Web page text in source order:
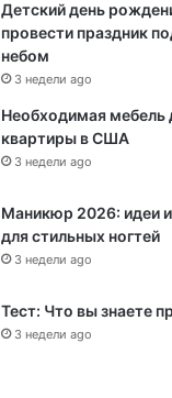
Детский день
провести праздник
небом
3 недели ago
Необходимая мебель
квартиры в США
3 недели ago
Маникюр 2026: идеи
для стильных ногтей
3 недели ago
Тест: Что вы знаете
3 недели ago